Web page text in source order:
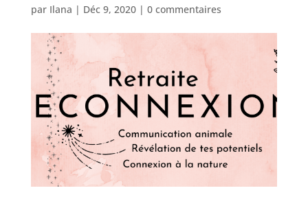
par Ilana | Déc 9, 2020| 0 commentaires